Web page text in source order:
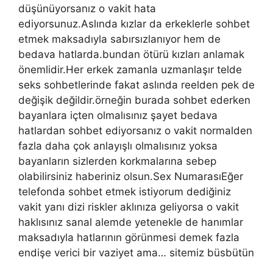
düşünüyorsanız o vakit hata
ediyorsunuz.Aslında kızlar da erkeklerle sohbet
etmek maksadıyla sabırsızlanıyor hem de
bedava hatlarda.bundan ötürü kızları anlamak
önemlidir.Her erkek zamanla uzmanlaşır telde
seks sohbetlerinde fakat aslında reelden pek de
değişik değildir.örneğin burada sohbet ederken
bayanlara içten olmalısınız şayet bedava
hatlardan sohbet ediyorsanız o vakit normalden
fazla daha çok anlayışlı olmalısınız yoksa
bayanların sizlerden korkmalarına sebep
olabilirsiniz haberiniz olsun.Sex NumarasıEğer
telefonda sohbet etmek istiyorum dediğiniz
vakit yanı dizi riskler aklınıza geliyorsa o vakit
haklısınız sanal alemde yetenekle de hanımlar
maksadıyla hatlarının görünmesi demek fazla
endişe verici bir vaziyet ama… sitemiz büsbütün